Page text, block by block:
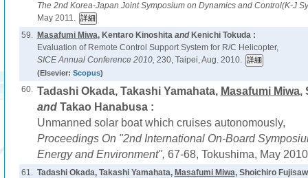
The 2nd Korea-Japan Joint Symposium on Dynamics and Control(K-J
May 2011.
59.
Masafumi Miwa, Kentaro Kinoshitaand Kenichi Tokuda :
Evaluation of Remote Control Support System for R/C Helicopter,
SICE Annual Conference 2010, 230, Taipei, Aug. 2010.
(Elsevier: Scopus)
60. Tadashi Okada, Takashi Yamahata, Masafumi Miwa,
and Takao Hanabusa :
Unmanned solar boat which cruises autonomously,
Proceedings On "2nd International On-Board
Energy and Environment", 67-68, Tokushima, May
61. Tadashi Okada, Takashi Yamahata, Masafumi Miwa, Shoichiro